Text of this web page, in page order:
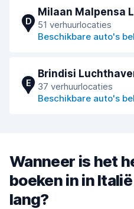
D
Milaan Malpensa
51 verhuurlocaties
Beschikbare auto's
E
Brindisi
37 verhuurlocaties
Beschikbare auto's
Wanneer is het
boeken in in
lang?